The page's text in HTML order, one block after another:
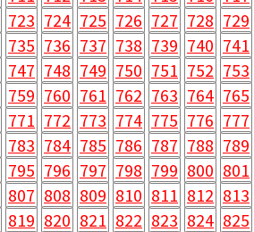
723 724 725 726 727 728 729
735 736 737 738 739 740 741
747 748 749 750 751 752 753
759 760 761 762 763 764 765
771 772 773 774 775 776 777
783 784 785 786 787 788 789
795 796 797 798 799 800 801
807 808 809 810 811 812 813
819 820 821 822 823 824 825